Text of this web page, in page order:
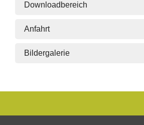
Downloadbereich
Anfahrt
Bildergalerie